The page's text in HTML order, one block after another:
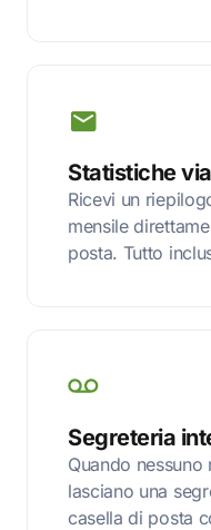
Statistiche
Ricevi un
mensile
posta. Tutto
Segreteria
Quando
lasciano una
casella di posta